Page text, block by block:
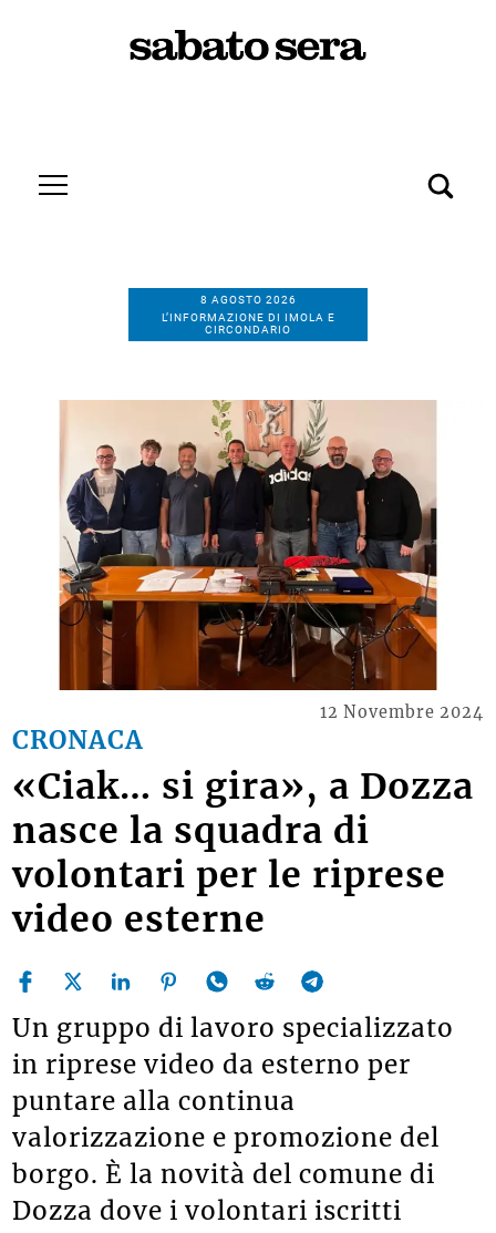
8 AGOSTO 2026
L’INFORMAZIONE DI IMOLA E
CIRCONDARIO
CRONACA
«Ciak… si gira», a Dozza
nasce la squadra di
volontari per le riprese
video esterne
Un gruppo di lavoro specializzato
in riprese video da esterno per
puntare alla continua
valorizzazione e promozione del
borgo. È la novità del comune di